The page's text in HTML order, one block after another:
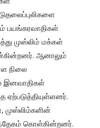
பயங்கரவாதிகள்
முஸ்லிம் மக்கள்
ஆனாலும்
நிலை
இனவாதிகள்
கொள்கின்றனர்.